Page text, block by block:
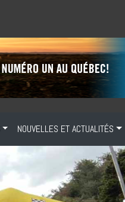
NOUVELLES ET ACTUALITÉS